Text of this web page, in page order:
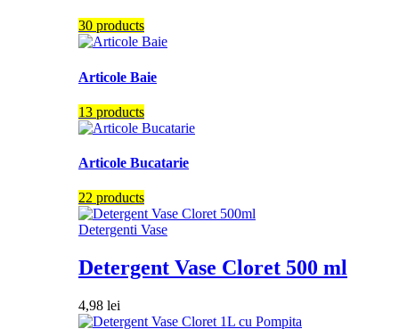
30 products
Articole Baie
13 products
Articole Bucatarie
22 products
Detergenti Vase
Detergent Vase Cloret 500 ml
4,98 lei